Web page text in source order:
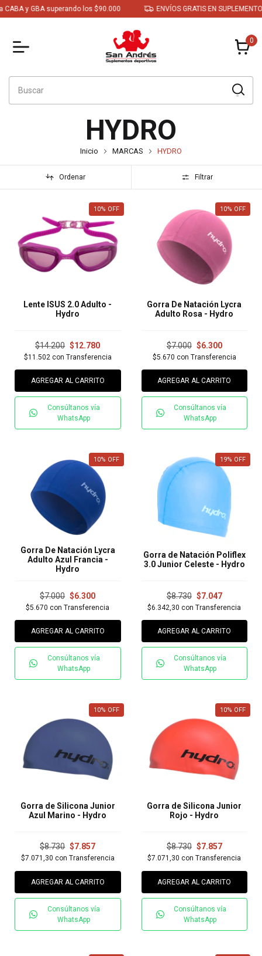
y GBA superando los $90.000 ENVÍOS GRATIS EN
0
HYDRO
Inicio MARCAS HYDRO
Ordenar Filtrar
10% OFF
Lente ISUS 2.0 Adulto -
Hydro
$14.200 $12.780
$11.502 con Transferencia
AGREGAR AL CARRITO
Consúltanos vía
WhatsApp
10% OFF
Gorra De Natación Lycra
Adulto Rosa - Hydro
$7.000 $6.300
$5.670 con Transferencia
AGREGAR AL CARRITO
Consúltanos vía
WhatsApp
10% OFF
Gorra De Natación Lycra
Adulto Azul Francia -
Hydro
$7.000 $6.300
$5.670con Transferencia
AGREGAR AL CARRITO
Consúltanos vía
WhatsApp
19% OFF
Gorra de Natación Poliflex
3.0 Junior Celeste - Hydro
$8.730 $7.047
$6.342,30con Transferencia
AGREGAR AL CARRITO
Consúltanos vía
WhatsApp
10% OFF
Gorra de Silicona Junior
Azul Marino - Hydro
$8.730 $7.857
$7.071,30 con Transferencia
AGREGAR AL CARRITO
Consúltanos vía
WhatsApp
10% OFF
Gorra de Silicona Junior
Rojo - Hydro
$8.730 $7.857
$7.071,30con Transferencia
AGREGAR AL CARRITO
Consúltanos vía
WhatsApp